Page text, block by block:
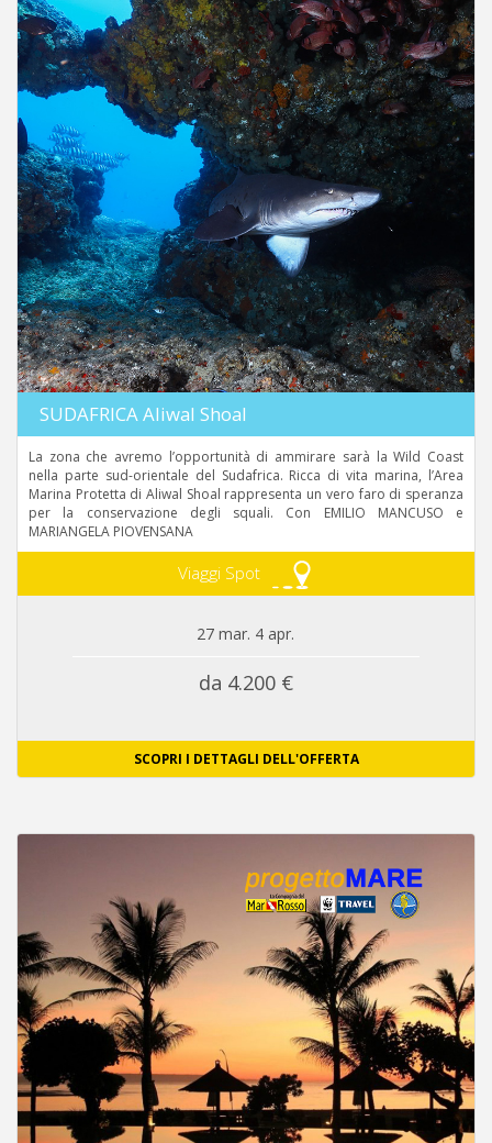
SUDAFRICA Aliwal Shoal
La zona che avremo l’opportunità di ammirare sarà la Wild Coast
nella parte sud-orientale del Sudafrica. Ricca di vita marina, l’Area
Marina Protetta di Aliwal Shoal rappresenta un vero faro di speranza
per la conservazione degli squali. Con EMILIO MANCUSO e
MARIANGELA PIOVENSANA
Viaggi Spot
27 mar. 4 apr.
da 4.200 €
SCOPRI I DETTAGLI DELL'OFFERTA